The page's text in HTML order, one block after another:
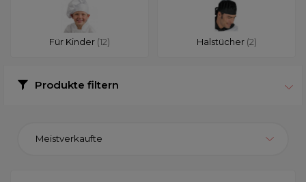
Für Kinder (12) Halstücher (2)
Produkte filtern
Meistverkaufte